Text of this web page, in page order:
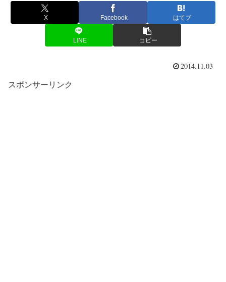
X Facebook はてブ
LINE コピー
2014.11.03
スポンサーリンク